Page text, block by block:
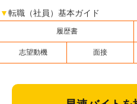
▼転職（社員）基本ガイド
履歴書
志望動機 面接